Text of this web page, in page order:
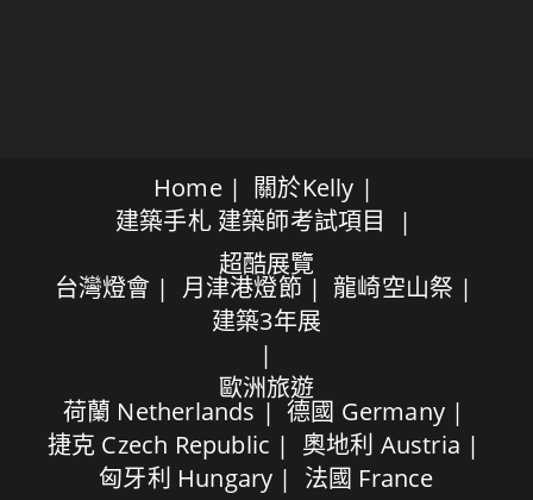
Home
關於Kelly
建築手札 建築師考試項目
超酷展覽
台灣燈會 月津港燈節
龍崎空山祭
建築3年展
歐洲旅遊
荷蘭 Netherlands
德國 Germany
捷克 Czech Republic
奧地利 Austria
匈牙利 Hungary
法國 France